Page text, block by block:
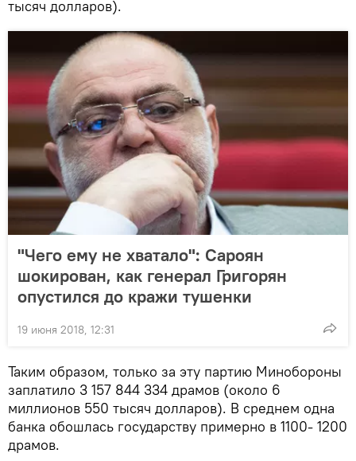
тысяч долларов).
"Чего ему не хватало": Сароян
шокирован, как генерал Григорян
опустился до кражи тушенки
19 июня 2018, 12:31
Таким образом, только за эту партию Минобороны
заплатило 3 157 844 334 драмов (около 6
миллионов 550 тысяч долларов). В среднем одна
банка обошлась государству примерно в 1100- 1200
драмов.